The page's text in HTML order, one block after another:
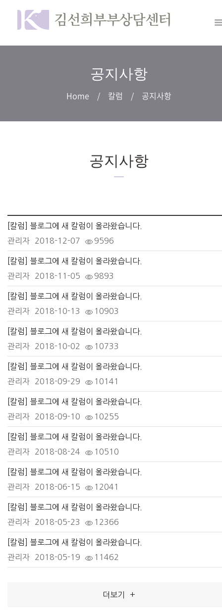
공지사항
Home 칼럼 공지사항
공지사항
[칼럼] 블로그에 새 칼럼이 올라왔습니다.
관리자
2018-12-07 9596
[칼럼] 블로그에 새 칼럼이 올라왔습니다.
관리자
2018-11-05 9893
[칼럼] 블로그에 새 칼럼이 올라왔습니다.
관리자
2018-10-13 10903
[칼럼] 블로그에 새 칼럼이 올라왔습니다.
관리자
2018-10-02 10733
[칼럼] 블로그에 새 칼럼이 올라왔습니다.
관리자
2018-09-29 10141
[칼럼] 블로그에 새 칼럼이 올라왔습니다.
관리자
2018-09-10 10255
[칼럼] 블로그에 새 칼럼이 올라왔습니다.
관리자
2018-08-24 10510
[칼럼] 블로그에 새 칼럼이 올라왔습니다.
관리자
2018-06-15 12041
[칼럼] 블로그에 새 칼럼이 올라왔습니다.
관리자
2018-05-23 12366
[칼럼] 블로그에 새 칼럼이 올라왔습니다.
관리자
2018-05-19 11462
더보기 +